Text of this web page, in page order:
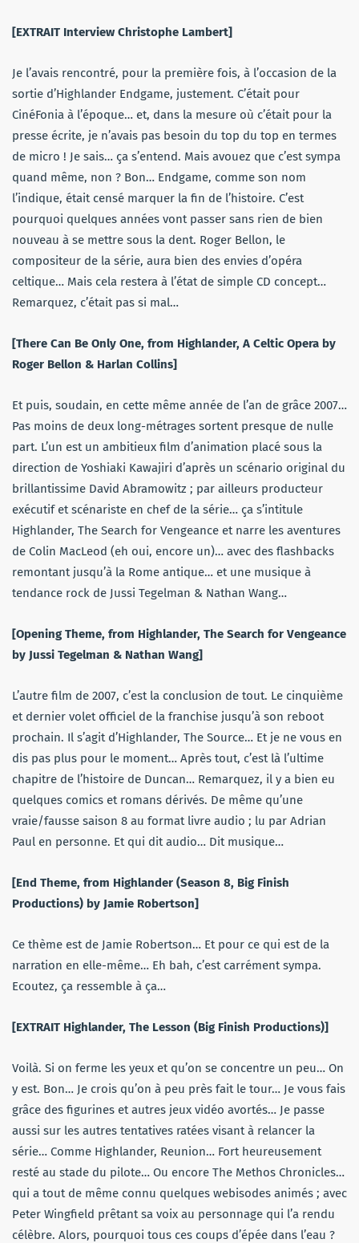
[EXTRAIT Interview Christophe Lambert]
Je l’avais rencontré, pour la première fois, à l’occasion de la
sortie d’Highlander Endgame, justement. C’était pour
CinéFonia à l’époque… et, dans la mesure où c’était pour la
presse écrite, je n’avais pas besoin du top du top en termes
de micro ! Je sais… ça s’entend. Mais avouez que c’est sympa
quand même, non ? Bon… Endgame, comme son nom
l’indique, était censé marquer la fin de l’histoire. C’est
pourquoi quelques années vont passer sans rien de bien
nouveau à se mettre sous la dent. Roger Bellon, le
compositeur de la série, aura bien des envies d’opéra
celtique… Mais cela restera à l’état de simple CD concept…
Remarquez, c’était pas si mal…
[There Can Be Only One, from Highlander, A Celtic Opera by
Roger Bellon & Harlan Collins]
Et puis, soudain, en cette même année de l’an de grâce 2007…
Pas moins de deux long-métrages sortent presque de nulle
part. L’un est un ambitieux film d’animation placé sous la
direction de Yoshiaki Kawajiri d’après un scénario original du
brillantissime David Abramowitz ; par ailleurs producteur
exécutif et scénariste en chef de la série… ça s’intitule
Highlander, The Search for Vengeance et narre les aventures
de Colin MacLeod (eh oui, encore un)… avec des flashbacks
remontant jusqu’à la Rome antique… et une musique à
tendance rock de Jussi Tegelman & Nathan Wang…
[Opening Theme, from Highlander, The Search for Vengeance
by Jussi Tegelman & Nathan Wang]
L’autre film de 2007, c’est la conclusion de tout. Le cinquième
et dernier volet officiel de la franchise jusqu’à son reboot
prochain. Il s’agit d’Highlander, The Source… Et je ne vous en
dis pas plus pour le moment… Après tout, c’est là l’ultime
chapitre de l’histoire de Duncan… Remarquez, il y a bien eu
quelques comics et romans dérivés. De même qu’une
vraie/fausse saison 8 au format livre audio ; lu par Adrian
Paul en personne. Et qui dit audio… Dit musique…
[End Theme, from Highlander (Season 8, Big Finish
Productions) by Jamie Robertson]
Ce thème est de Jamie Robertson… Et pour ce qui est de la
narration en elle-même… Eh bah, c’est carrément sympa.
Ecoutez, ça ressemble à ça…
[EXTRAIT Highlander, The Lesson (Big Finish Productions)]
Voilà. Si on ferme les yeux et qu’on se concentre un peu… On
y est. Bon… Je crois qu’on à peu près fait le tour… Je vous fais
grâce des figurines et autres jeux vidéo avortés… Je passe
aussi sur les autres tentatives ratées visant à relancer la
série… Comme Highlander, Reunion… Fort heureusement
resté au stade du pilote… Ou encore The Methos Chronicles…
qui a tout de même connu quelques webisodes animés ; avec
Peter Wingfield prêtant sa voix au personnage qui l’a rendu
célèbre. Alors, pourquoi tous ces coups d’épée dans l’eau ?